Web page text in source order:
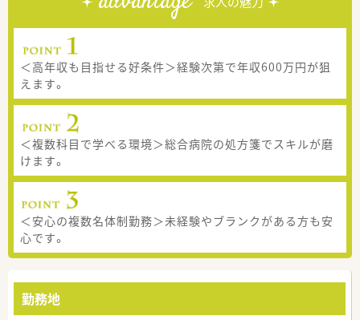
＜高年収も目指せる好条件＞経験次第で年収600万円が狙
えます。
＜複数科目で学べる環境＞総合病院の処方箋でスキルが磨
けます。
＜安心の複数名体制勤務＞未経験やブランクがある方も安
心です。
勤務地